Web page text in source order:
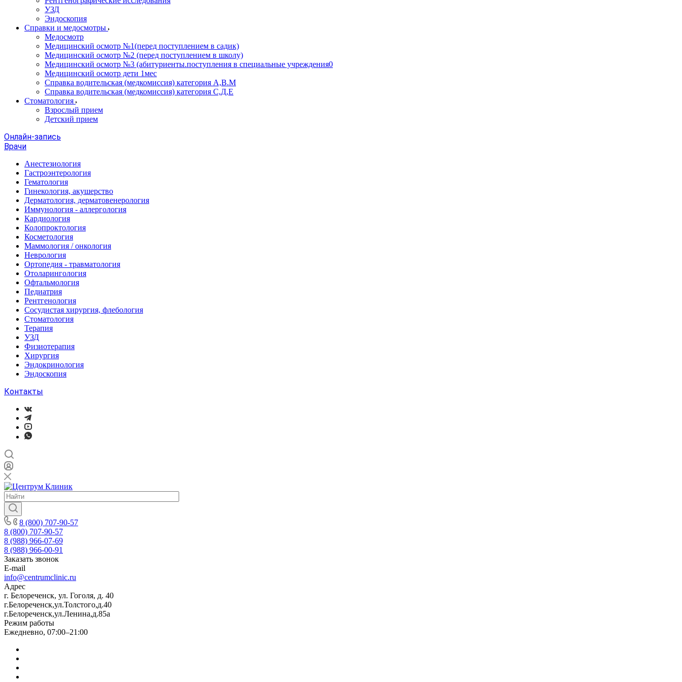
УЗД
Эндоскопия
Справки и медосмотры
Медосмотр
Медицинский осмотр №1(перед поступлением в садик)
Медицинский осмотр №2 (перед поступлением в школу)
Медицинский осмотр №3 (абитуриенты.поступления в специальные учреждения0
Медицинский осмотр дети 1мес
Справка водительская (медкомиссия) категория А,В.М
Справка водительская (медкомиссия) категория С,Д,Е
Стоматология
Взрослый прием
Детский прием
Онлайн-запись
Врачи
Анестезиология
Гастроэнтерология
Гематология
Гинекология, акушерство
Дерматология, дерматовенерология
Иммунология - аллергология
Кардиология
Колопроктология
Косметология
Маммология / онкология
Неврология
Ортопедия - травматология
Отоларингология
Офтальмология
Педиатрия
Рентгенология
Сосудистая хирургия, флебология
Стоматология
Терапия
УЗД
Физиотерапия
Хирургия
Эндокринология
Эндоскопия
Контакты
8 (800) 707-90-57
8 (800) 707-90-57
8 (988) 966-07-69
8 (988) 966-00-91
Заказать звонок
E-mail
info@centrumclinic.ru
Адрес
г. Белореченск, ул. Гоголя, д. 40
г.Белореченск,ул.Толстого,д.40
г.Белореченск,ул.Ленина,д.85а
Режим работы
Ежедневно, 07:00–21:00